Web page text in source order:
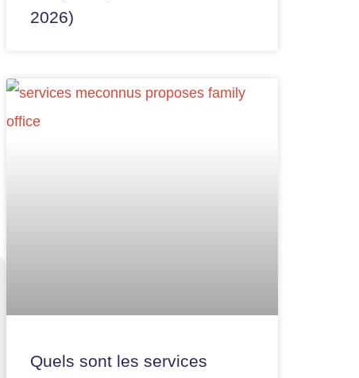
2026)
Quels sont les services